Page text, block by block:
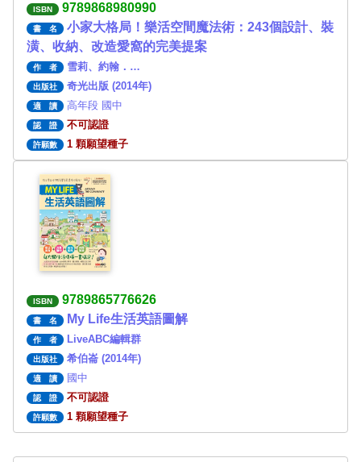
ISBN 9789868980990
書 名
小家大格局！樂活空間魔法術：243個設計、裝
潢、收納、改造愛窩的完美提案
作 者 雪莉、約翰．…
出版社 奇光出版 (2014年)
適 讀 高年段 國中
認 證 不可認證
許願數 1 顆願望種子
ISBN 9789865776626
書 名 My Life生活英語圖解
作 者 LiveABC編輯群
出版社 希伯崙 (2014年)
適 讀 國中
認 證 不可認證
許願數 1 顆願望種子